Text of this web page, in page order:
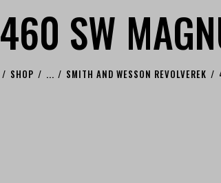
460 SW
SHOP ... SMITH AND WESSON REVOLVEREK